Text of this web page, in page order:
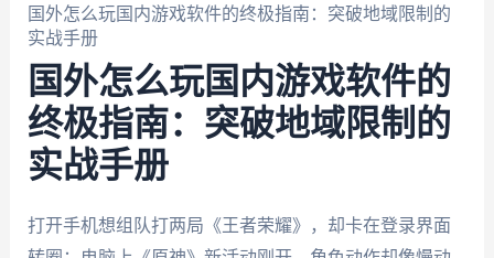
国外怎么玩国内游戏软件的终极指南：突破地域限制的
实战手册
国外怎么玩国内游戏软件的
终极指南：突破地域限制的
实战手册
打开手机想组队打两局《王者荣耀》，却卡在登录界面